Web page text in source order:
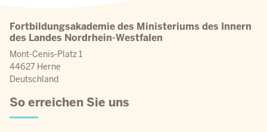
Fortbildungsakademie des Ministeriums des Innern
des Landes Nordrhein-Westfalen
Mont-Cenis-Platz 1
44627 Herne
Deutschland
So erreichen Sie uns